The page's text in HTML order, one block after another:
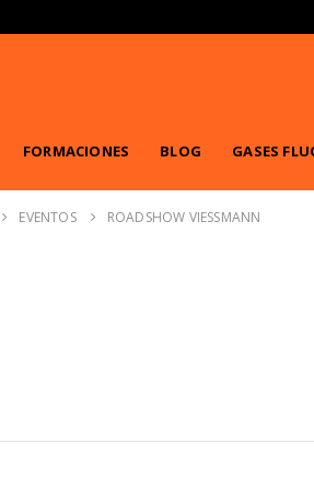
FORMACIONES BLOG GASES
EVENTOS ROADSHOW VIESSMANN